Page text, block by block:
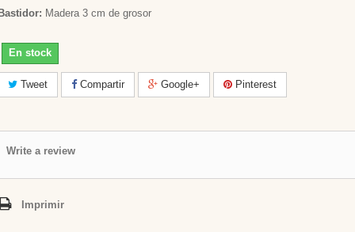
Madera 3 cm de grosor
En stock
Tweet Compartir Google+ Pinterest
Write a review
Imprimir